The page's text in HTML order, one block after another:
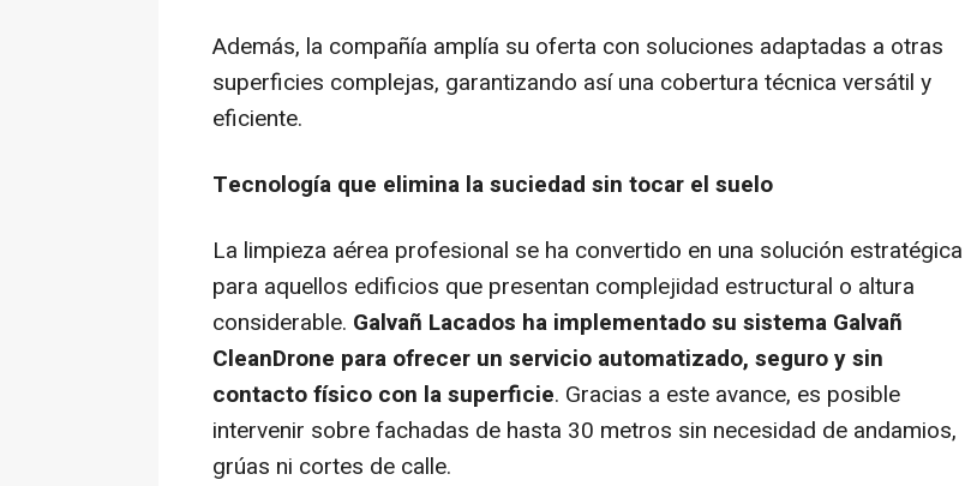
Además, la compañía amplía su oferta con soluciones adaptadas a otras
superficies complejas, garantizando así una cobertura técnica versátil y
eficiente.
Tecnología que elimina la suciedad sin tocar el suelo
La limpieza aérea profesional se ha convertido en una solución estratégica
para aquellos edificios que presentan complejidad estructural o altura
considerable. Galvañ Lacados ha implementado su sistema Galvañ
CleanDrone para ofrecer un servicio automatizado, seguro y sin
contacto físico con la superficie. Gracias a este avance, es posible
intervenir sobre fachadas de hasta 30 metros sin necesidad de andamios,
grúas ni cortes de calle.